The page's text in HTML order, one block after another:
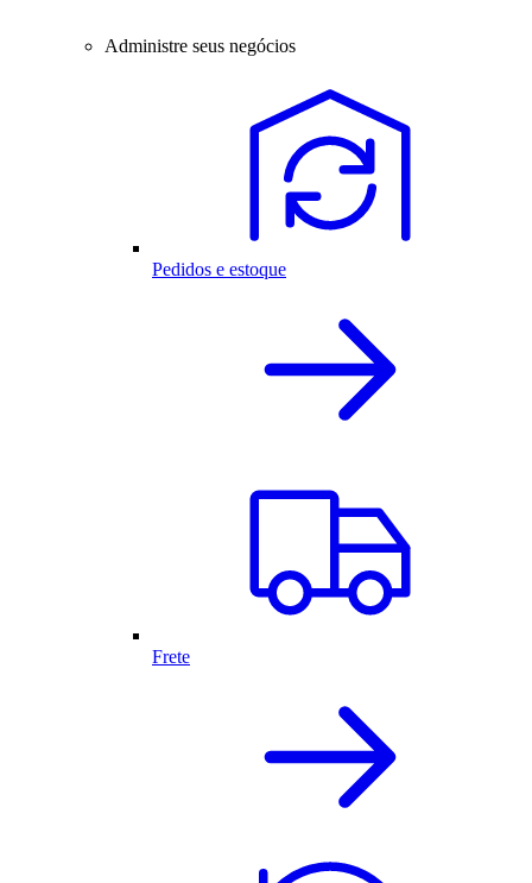
Administre seus negócios
Pedidos e estoque
Frete